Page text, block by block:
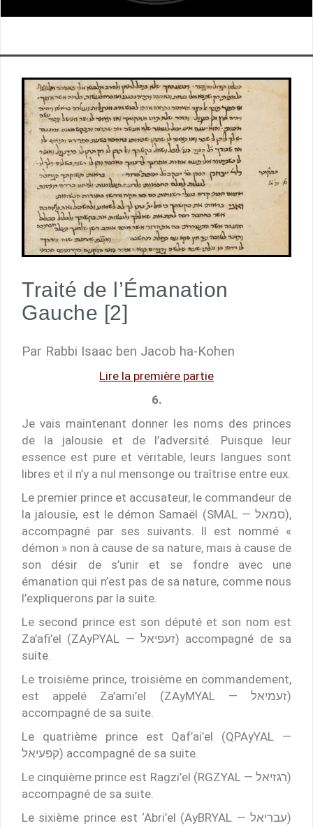
Traité de l’Émanation
Gauche [2]
Par Rabbi Isaac ben Jacob ha-Kohen
Lire la première partie
6.
Je vais maintenant donner les noms des princes
de la jalousie et de l’adversité. Puisque leur
essence est pure et véritable, leurs langues sont
libres et il n’y a nul mensonge ou traîtrise entre eux.
Le premier prince et accusateur, le commandeur de
la jalousie, est le démon Samaël (SMAL — סמאל),
accompagné par ses suivants. Il est nommé «
démon » non à cause de sa nature, mais à cause de
son désir de s’unir et se fondre avec une
émanation qui n’est pas de sa nature, comme nous
l’expliquerons par la suite.
Le second prince est son député et son nom est
Za’afi’el (ZAyPYAL — זעפיאל) accompagné de sa
suite.
Le troisième prince, troisième en commandement,
est appelé Za’ami’el (ZAyMYAL — זעמיאל)
accompagné de sa suite.
Le quatrième prince est Qaf’ai’el (QPAyYAL —
קפעיאל) accompagné de sa suite.
Le cinquième prince est Ragzi’el (RGZYAL — רגזיאל)
accompagné de sa suite.
Le sixième prince est ‘Abri’el (AyBRYAL — עבריאל)